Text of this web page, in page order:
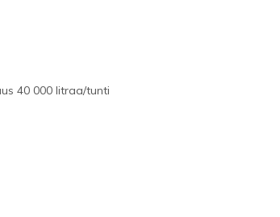
40 000 litraa/tunti